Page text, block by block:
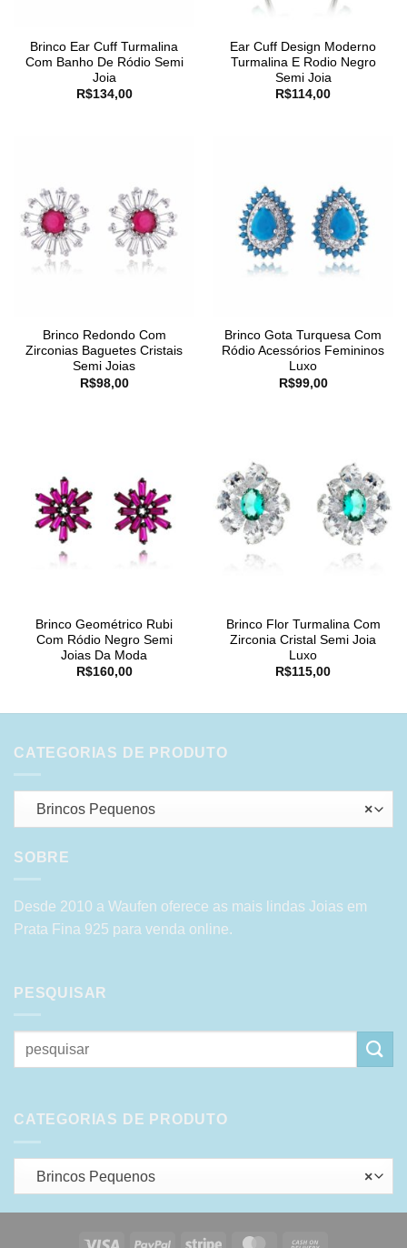
Brinco Ear Cuff Turmalina
Com Banho De Ródio Semi
Joia
R$134,00
Ear Cuff Design Moderno
Turmalina E Rodio Negro
Semi Joia
R$114,00
Brinco Redondo Com
Zirconias Baguetes Cristais
Semi Joias
R$98,00
Brinco Gota Turquesa Com
Ródio Acessórios Femininos
Luxo
R$99,00
Brinco Geométrico Rubi
Com Ródio Negro Semi
Joias Da Moda
R$160,00
Brinco Flor Turmalina Com
Zirconia Cristal Semi Joia
Luxo
R$115,00
CATEGORIAS DE PRODUTO
×
Brincos Pequenos
SOBRE
Desde 2010 a Waufen oferece as mais lindas Joias em
Prata Fina 925 para venda online.
PESQUISAR
Pesquisar
por:
CATEGORIAS DE PRODUTO
×
Brincos Pequenos
Visa PayPal Stripe MasterCard